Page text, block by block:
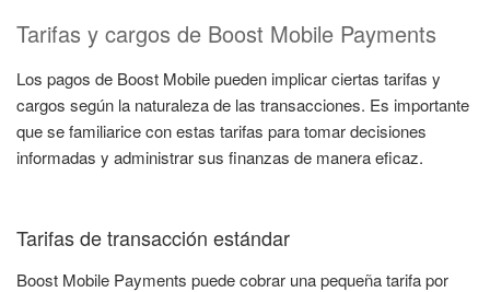
Tarifas y cargos de Boost Mobile Payments
Los pagos de Boost Mobile pueden implicar ciertas tarifas y
cargos según la naturaleza de las transacciones. Es importante
que se familiarice con estas tarifas para tomar decisiones
informadas y administrar sus finanzas de manera eficaz.
Tarifas de transacción estándar
Boost Mobile Payments puede cobrar una pequeña tarifa por